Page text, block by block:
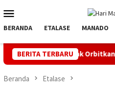
ke
kontenMobile
BERANDA ETALASE MANADO
BERITA TERBARU
Banyak Orbitkan Bibit Unggul
Beranda Etalase